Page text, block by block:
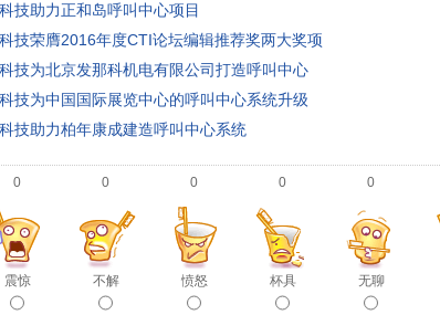
技助力正和岛呼叫中心项目
技荣膺2016年度CTI论坛编辑推荐奖两大奖项
技为北京发那科机电有限公司打造呼叫中心
技为中国国际展览中心的呼叫中心系统升级
技助力柏年康成建造呼叫中心系统
0
震惊
0
不解
0
愤怒
0
杯具
0
无聊